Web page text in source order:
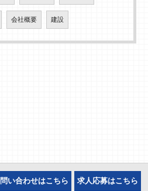
会社概要 建設
い合わせはこちら 求人応募はこちら